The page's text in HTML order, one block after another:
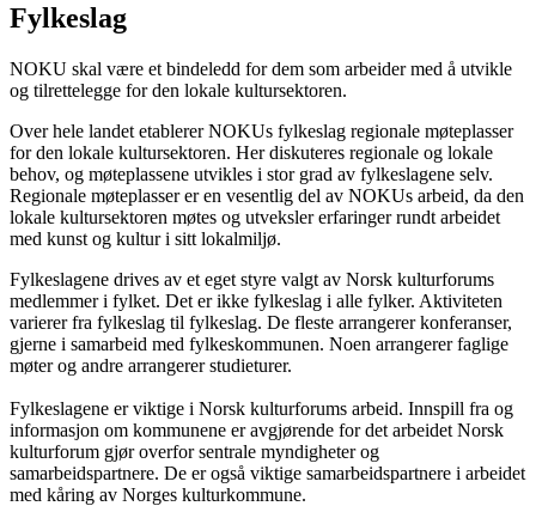
Fylkeslag
NOKU skal være et bindeledd for dem som arbeider med å utvikle
og tilrettelegge for den lokale kultursektoren.
Over hele landet etablerer NOKUs fylkeslag regionale møteplasser
for den lokale kultursektoren. Her diskuteres regionale og lokale
behov, og møteplassene utvikles i stor grad av fylkeslagene selv.
Regionale møteplasser er en vesentlig del av NOKUs arbeid, da den
lokale kultursektoren møtes og utveksler erfaringer rundt arbeidet
med kunst og kultur i sitt lokalmiljø.
Fylkeslagene drives av et eget styre valgt av Norsk kulturforums
medlemmer i fylket. Det er ikke fylkeslag i alle fylker. Aktiviteten
varierer fra fylkeslag til fylkeslag. De fleste arrangerer konferanser,
gjerne i samarbeid med fylkeskommunen. Noen arrangerer faglige
møter og andre arrangerer studieturer.
Fylkeslagene er viktige i Norsk kulturforums arbeid. Innspill fra og
informasjon om kommunene er avgjørende for det arbeidet Norsk
kulturforum gjør overfor sentrale myndigheter og
samarbeidspartnere. De er også viktige samarbeidspartnere i arbeidet
med kåring av Norges kulturkommune.